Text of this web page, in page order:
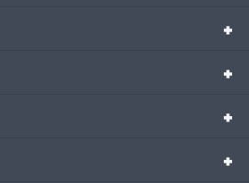
+
+
+
+